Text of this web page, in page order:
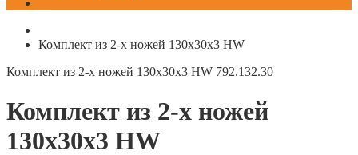
Комплект из 2-х ножей 130x30x3 HW
Комплект из 2-х ножей 130x30x3 HW 792.132.30
Комплект из 2-х ножей
130x30x3 HW